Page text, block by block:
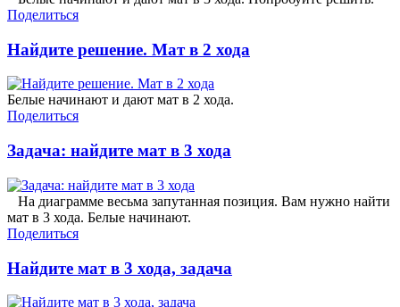
Поделиться
Найдите решение. Мат в 2 хода
Белые начинают и дают мат в 2 хода.
Поделиться
Задача: найдите мат в 3 хода
На диаграмме весьма запутанная позиция. Вам нужно найти
мат в 3 хода. Белые начинают.
Поделиться
Найдите мат в 3 хода, задача